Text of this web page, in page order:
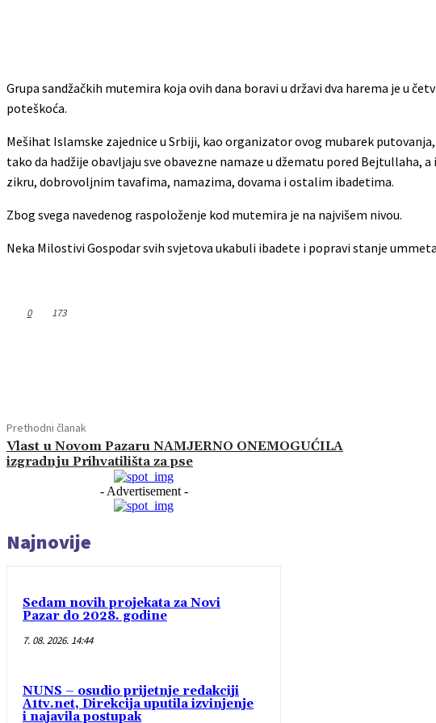
Grupa sandžačkih mutemira koja ovih dana boravi u državi dva harema je u
poteškoća.
Mešihat Islamske zajednice u Srbiji, kao organizator ovog mubarek
tako da hadžije obavljaju sve obavezne namaze u džematu pored Bejtullaha,
zikru, dobrovoljnim tavafima, namazima, dovama i ostalim ibadetima.
Zbog svega navedenog raspoloženje kod mutemira je na najvišem nivou.
Neka Milostivi Gospodar svih svjetova ukabuli ibadete i popravi stanje
0 173
Prethodni članak
Vlast u Novom Pazaru NAMJERNO ONEMOGUĆILA
izgradnju Prihvatilišta za pse
- Advertisement -
Najnovije
Sedam novih projekata za Novi
Pazar do 2028. godine
7. 08. 2026. 14:44
NUNS – osudio prijetnje redakciji
A1tv.net, Direkcija uputila izvinjenje
i najavila postupak